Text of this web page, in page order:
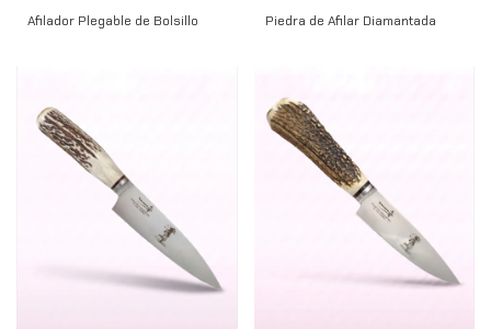
Afilador Plegable de Bolsillo Piedra de Afilar Diamantada